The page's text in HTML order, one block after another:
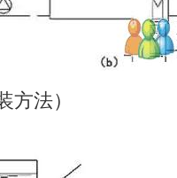
方法）